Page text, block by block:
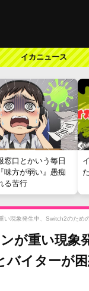
イカニュース
窓口とかいう毎日
味方が弱い』愚痴
る苦行
い現象発生中、Switch2のた
が重い現
バイターが